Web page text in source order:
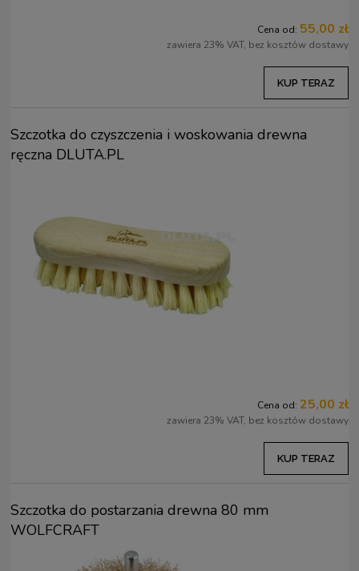
Cena od: 55,00 zł
zawiera 23% VAT, bez kosztów dostawy
KUP TERAZ
Szczotka do czyszczenia i woskowania drewna
ręczna DLUTA.PL
Cena od: 25,00 zł
zawiera 23% VAT, bez kosztów dostawy
KUP TERAZ
Szczotka do postarzania drewna 80 mm
WOLFCRAFT